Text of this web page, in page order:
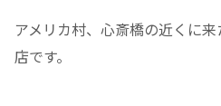
アメリカ村、心斎橋の近くに
店です。